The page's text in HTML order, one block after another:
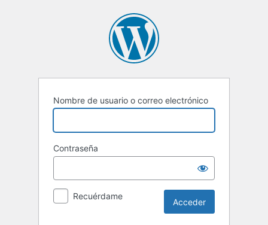
Nombre de usuario o correo electrónico
Contraseña
Recuérdame